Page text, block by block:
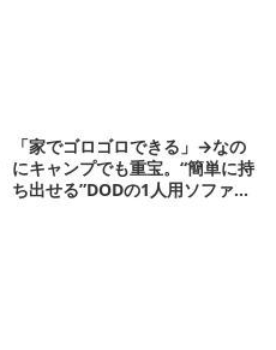
「家でゴロゴロできる」→なの
にキャンプでも重宝。“簡単に持
ち出せる”DODの1人用ソファが